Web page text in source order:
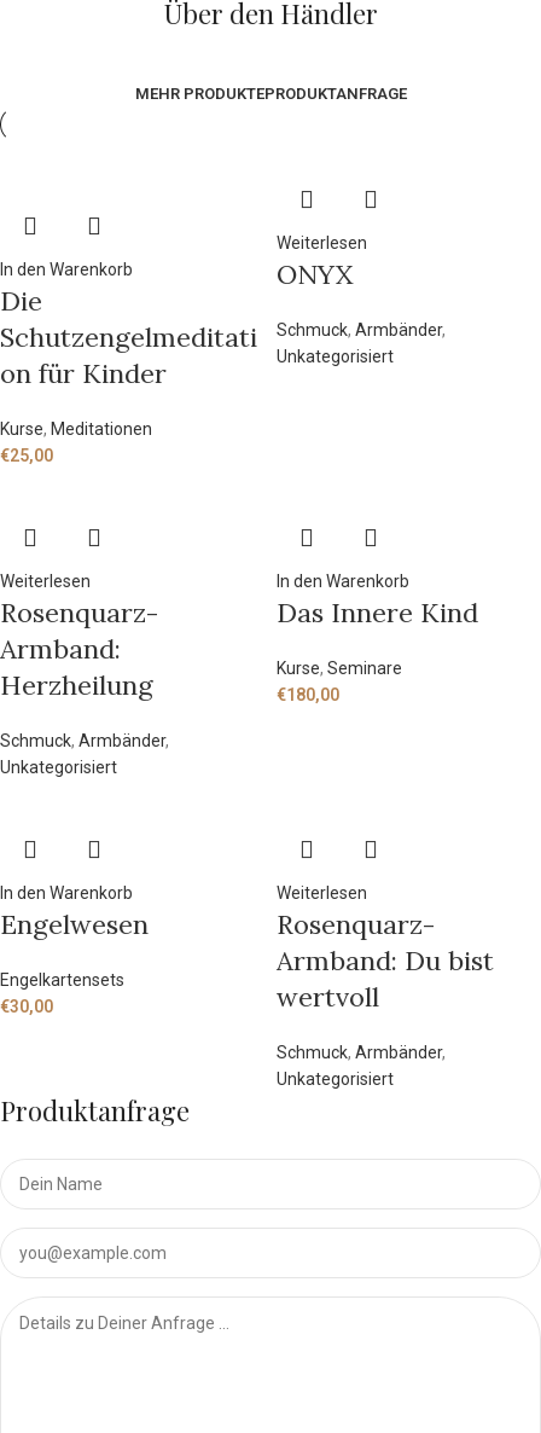
Über den Händler
MEHR PRODUKTEPRODUKTANFRAGE
In den Warenkorb
Die
Schutzengelmeditati
on für Kinder
Kurse, Meditationen
€25,00
Weiterlesen
ONYX
Schmuck, Armbänder,
Unkategorisiert
Weiterlesen
Rosenquarz-
Armband:
Herzheilung
Schmuck, Armbänder,
Unkategorisiert
In den Warenkorb
Das Innere Kind
Kurse, Seminare
€180,00
In den Warenkorb
Engelwesen
Engelkartensets
€30,00
Weiterlesen
Rosenquarz-
Armband: Du bist
wertvoll
Schmuck, Armbänder,
Unkategorisiert
Produktanfrage